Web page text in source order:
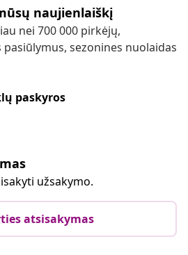
naujienlaiškį
nei 700 000 pirkėjų,
sezonines nuolaidas
paskyros
užsakymo.
atsisakymas